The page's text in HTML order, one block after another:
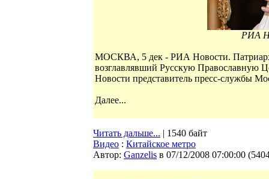
РИА
МОСКВА, 5 дек - РИА Новости. Патриарх
возглавлявший Русскую Православную
Новости представитель пресс-службы
Далее...
Читать дальше... | 1540 байт
Видео : Китайское метро
Автор: Ganzelis в 07/12/2008 07:00:00 (